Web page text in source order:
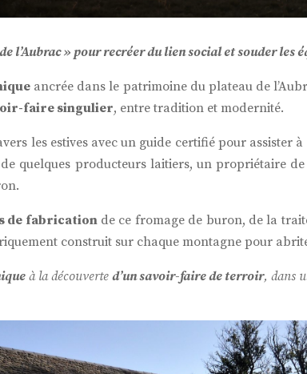
l’Aubrac » pour recréer du lien social et souder les
ancrée dans le patrimoine du plateau de
faire singulier, entre tradition et modernité.
les estives avec un guide certifié pour assister
de quelques producteurs laitiers, un propriétaire
de fabricationde ce fromage de buron, de la
construit sur chaque montagne pour
à la découverte d’un savoir-faire de terroir, dans